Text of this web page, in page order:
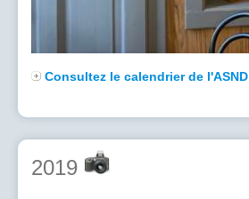
Consultez le calendrier de l'ASND
2019